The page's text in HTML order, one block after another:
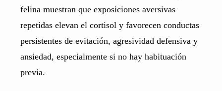
felina muestran que exposiciones aversivas
repetidas elevan el cortisol y favorecen conductas
persistentes de evitación, agresividad defensiva y
ansiedad, especialmente si no hay habituación
previa.